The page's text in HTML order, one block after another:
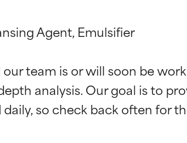
Agent, Emulsifier
team is or will soon be
analysis. Our goal is to
ingrediënten
ingrediënten